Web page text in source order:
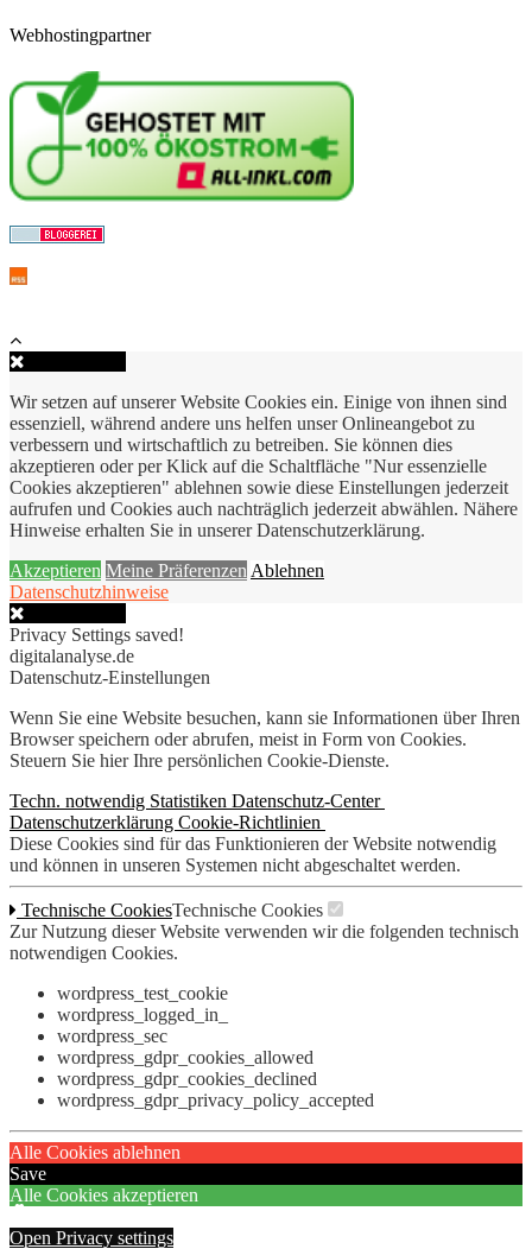
Webhostingpartner
Wir setzen auf unserer Website Cookies ein. Einige von ihnen sind
essenziell, während andere uns helfen unser Onlineangebot zu
verbessern und wirtschaftlich zu betreiben. Sie können dies
akzeptieren oder per Klick auf die Schaltfläche "Nur essenzielle
Cookies akzeptieren" ablehnen sowie diese Einstellungen jederzeit
aufrufen und Cookies auch nachträglich jederzeit abwählen. Nähere
Hinweise erhalten Sie in unserer Datenschutzerklärung.
Akzeptieren Meine Präferenzen Ablehnen
Datenschutzhinweise
Privacy Settings saved!
digitalanalyse.de
Datenschutz-Einstellungen
Wenn Sie eine Website besuchen, kann sie Informationen über Ihren
Browser speichern oder abrufen, meist in Form von Cookies.
Steuern Sie hier Ihre persönlichen Cookie-Dienste.
Techn. notwendig Statistiken Datenschutz-Center
Datenschutzerklärung Cookie-Richtlinien
Diese Cookies sind für das Funktionieren der Website notwendig
und können in unseren Systemen nicht abgeschaltet werden.
Technische CookiesTechnische Cookies
Zur Nutzung dieser Website verwenden wir die folgenden technisch
notwendigen Cookies.
wordpress_test_cookie
wordpress_logged_in_
wordpress_sec
wordpress_gdpr_cookies_allowed
wordpress_gdpr_cookies_declined
wordpress_gdpr_privacy_policy_accepted
Alle Cookies ablehnen
Save
Alle Cookies akzeptieren
Open Privacy settings